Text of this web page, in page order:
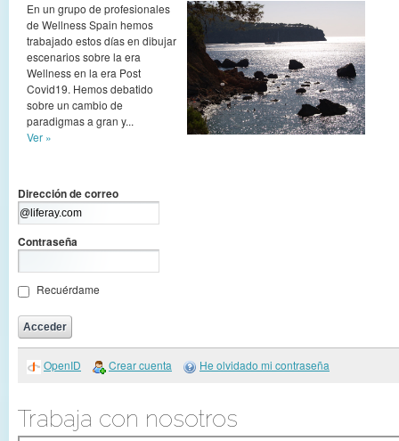
En un grupo de profesionales
de Wellness Spain hemos
trabajado estos días en dibujar
escenarios sobre la era
Wellness en la era Post
Covid19. Hemos debatido
sobre un cambio de
paradigmas a gran y...
Ver »
Dirección de correo
Contraseña
Recuérdame
OpenID Crear cuenta He olvidado mi contraseña
Trabaja con nosotros